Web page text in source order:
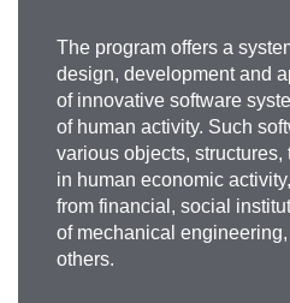
The program offers a
design, development and
of innovative software
of human activity. Such
various objects, structures,
in human economic
from financial, social
of mechanical
others.